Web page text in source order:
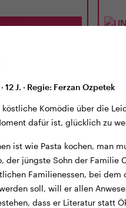
12 J. · Regie: Ferzan Ozpetek
köstliche Komödie über die
dafür ist, glücklich zu
ist wie Pasta kochen, man
der jüngste Sohn der Familie
Familienessen, bei dem
soll, will er allen
dass er Literatur statt